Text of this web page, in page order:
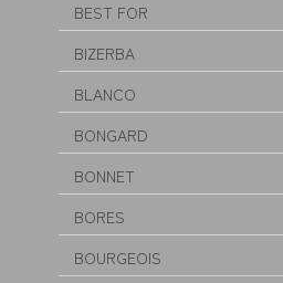
BEST FOR
BIZERBA
BLANCO
BONGARD
BONNET
BORES
BOURGEOIS